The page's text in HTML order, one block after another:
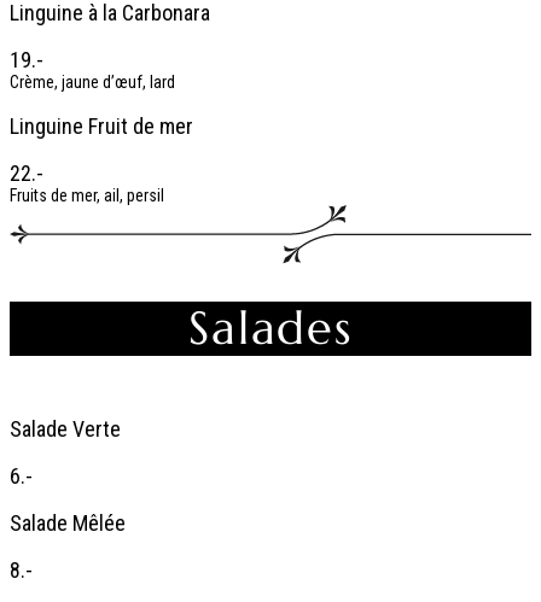
Linguine à la Carbonara
19.-
Crème, jaune d’œuf, lard
Linguine Fruit de mer
22.-
Fruits de mer, ail, persil
Salades
Salade Verte
6.-
Salade Mêlée
8.-